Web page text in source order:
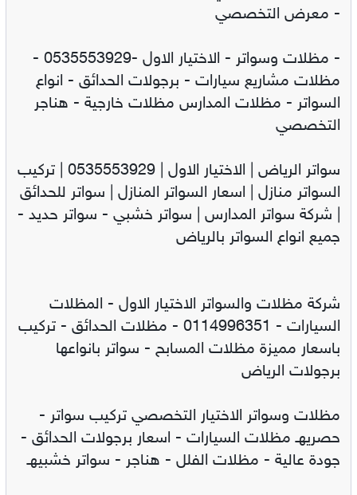
- معرض التخصصي
- مظلات وسواتر - الاختيار الاول -0535553929 -
مظلات مشاريع سيارات - برجولات الحدائق - انواع
السواتر - مظلات المدارس مظلات خارجية - هناجر
التخصصي
سواتر الرياض | الاختيار الاول | 0535553929 | تركيب
السواتر منازل | اسعار السواتر المنازل | سواتر للحدائق
| شركة سواتر المدارس | سواتر خشبي - سواتر حديد -
جميع انواع السواتر بالرياض
شركة مظلات والسواتر الاختيار الاول - المظلات
السيارات - 0114996351 - مظلات الحدائق - تركيب
باسعار مميزة مظلات المسابح - سواتر بانواعها
برجولات الرياض
مظلات وسواتر الاختيار التخصصي تركيب سواتر -
حصريهـ مظلات السيارات - اسعار برجولات الحدائق -
جودة عالية - مظلات الفلل - هناجر - سواتر خشبيهـ